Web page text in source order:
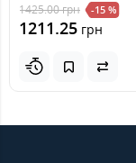
1425.00грн -15 %
1211.25 грн